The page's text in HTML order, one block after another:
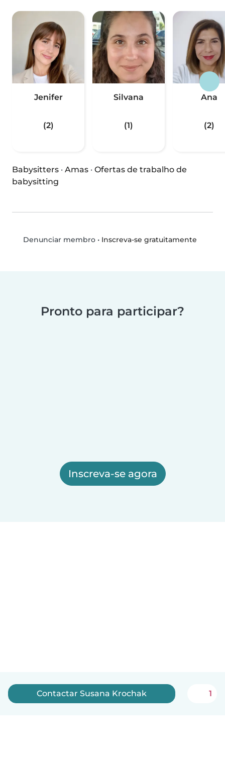
Jenifer
(2)
Silvana
(1)
Ana
(2)
Babysitters · Amas · Ofertas de trabalho de
babysitting
Denunciar membro• Inscreva-se gratuitamente
Pronto para participar?
Inscreva-se agora
Contactar Susana Krochak 1